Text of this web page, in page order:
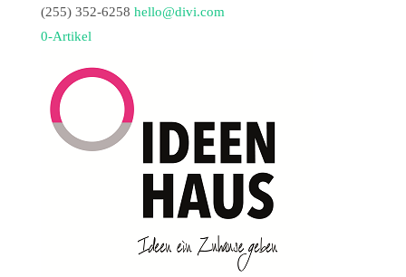
(255) 352-6258 hello@divi.com
0-Artikel